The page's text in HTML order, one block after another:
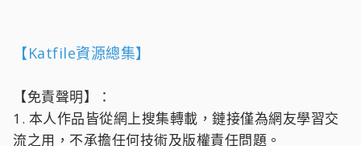
【Katfile資源總集】
【免責聲明】：
1. 本人作品皆從網上搜集轉載，鏈接僅為網友學習交
流之用，不承擔任何技術及版權責任問題。